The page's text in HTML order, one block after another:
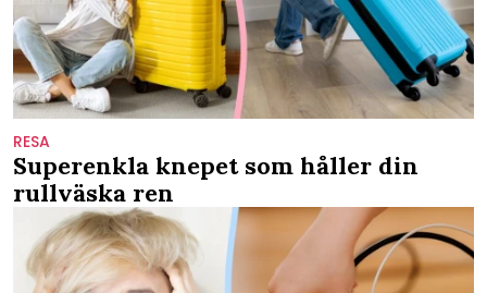
RESA
Superenkla knepet som håller din
rullväska ren